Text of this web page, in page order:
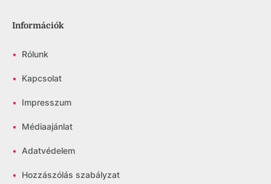
Információk
• Rólunk
• Kapcsolat
• Impresszum
• Médiaajánlat
• Adatvédelem
• Hozzászólás szabályzat